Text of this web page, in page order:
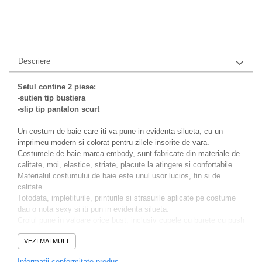
Descriere
Setul contine 2 piese:
-sutien tip bustiera
-slip tip pantalon scurt
Un costum de baie care iti va pune in evidenta silueta, cu un
imprimeu modern si colorat pentru zilele insorite de vara.
Costumele de baie marca embody, sunt fabricate din materiale de
calitate, moi, elastice, striate, placute la atingere si confortabile.
Materialul costumului de baie este unul usor lucios, fin si de
calitate.
Totodata, impletiturile, printurile si strasurile aplicate pe costume
dau o nota sexy si iti pun in evidenta silueta.
up, pentru a pune in valoare bustul si a crea un
decolteu mai plin iar bretelele de sustinere sunt reglabile, slipii cu
VEZI MAI MULT